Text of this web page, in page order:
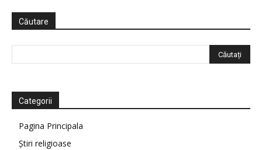
Căutare
Categorii
Pagina Principala
Știri religioase